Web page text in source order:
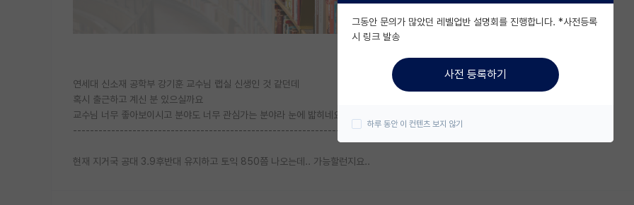
연세대 신소재 공학부 강기훈 교수님 랩실 신생인 것 같던데
혹시 출근하고 계신 분 있으실까요
교수님 너무 좋아보이시고 분야도 너무 관심가는 분야라 눈에 밟히네요...
-----------------------------------------------------------------------------------------------
현재 지거국 공대 3.9후반대 유지하고 토익 850쯤 나오는데.. 가능할런지요..
그동안 문의가 많았던 레벨업반 설명회를 진행합니다. *사전등록
시 링크 발송
사전 등록하기
하루 동안 이 컨텐츠 보지 않기